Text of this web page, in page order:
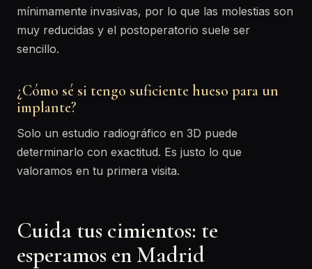
mínimamente invasivas, por lo que las molestias son
muy reducidas y el postoperatorio suele ser
sencillo.
¿Cómo sé si tengo suficiente hueso para un
implante?
Solo un estudio radiográfico en 3D puede
determinarlo con exactitud. Es justo lo que
valoramos en tu primera visita.
Cuida tus cimientos: te
esperamos en Madrid